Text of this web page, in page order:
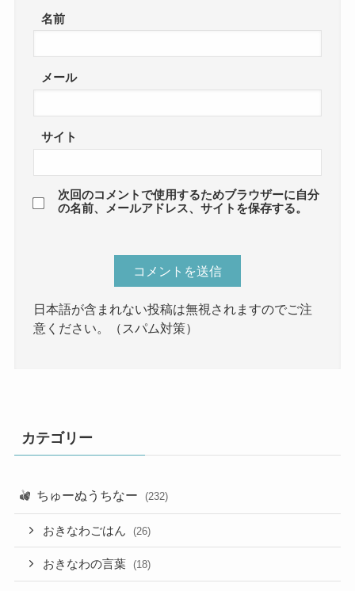
名前
メール
サイト
次回のコメントで使用するためブラウザーに自分
の名前、メールアドレス、サイトを保存する。
日本語が含まれない投稿は無視されますのでご注
意ください。（スパム対策）
カテゴリー
ちゅーぬうちなー (232)
おきなわごはん (26)
おきなわの言葉 (18)